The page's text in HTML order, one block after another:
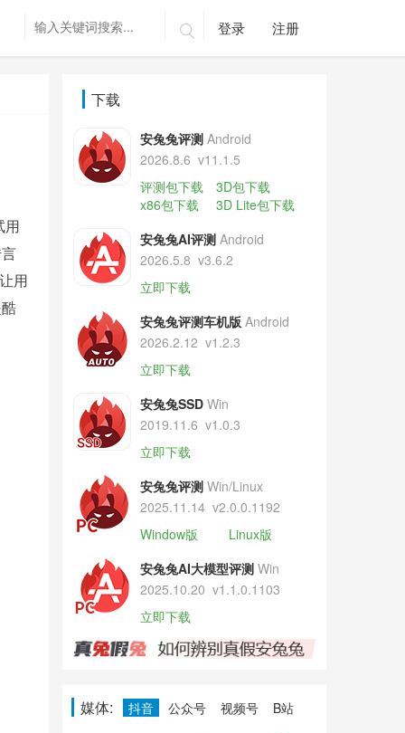
 登录 注册
用
用
下载
安兔兔评测 Android
2026.8.6 v11.1.5
评测包下载
3D包下载
x86包下载
3D Lite包下载
安兔兔AI评测 Android
2026.5.8 v3.6.2
立即下载
安兔兔评测车机版 Android
2026.2.12 v1.2.3
立即下载
安兔兔SSD Win
2019.11.6 v1.0.3
立即下载
安兔兔评测 Win/Linux
2025.11.14 v2.0.0.1192
Window版
Linux版
安兔兔AI大模型评测 Win
2025.10.20 v1.1.0.1103
立即下载
媒体: 抖音 公众号 视频号 B站